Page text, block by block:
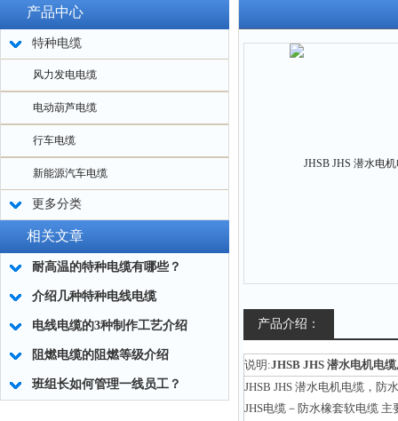
产品中心
特种电缆
风力发电电缆
电动葫芦电缆
行车电缆
新能源汽车电缆
更多分类
相关文章
耐高温的特种电缆有哪些？
介绍几种特种电线电缆
电线电缆的3种制作工艺介绍
阻燃电缆的阻燃等级介绍
班组长如何管理一线员工？
产品介绍：
说明:JHSB JHS 潜水电机电
JHSB JHS 潜水电机电缆，防
JHS电缆－防水橡套软电缆